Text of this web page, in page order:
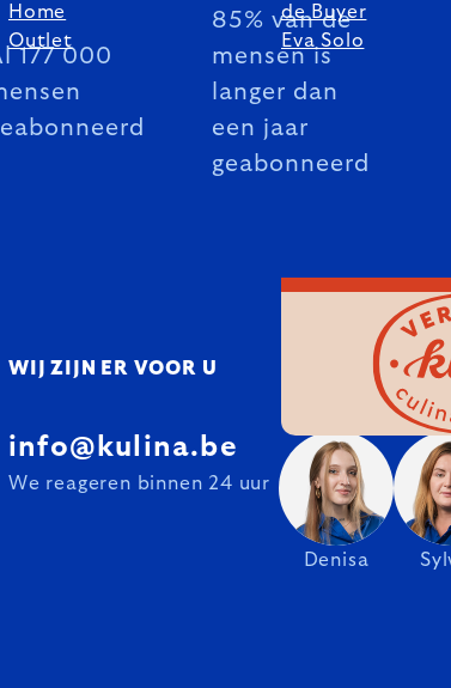
177 000
85% van de
mensen is
langer dan
een jaar
geabonneerd
Home
Outlet
de Buyer
Eva Solo
WIJ ZIJN ER VOOR U
Denisa
info@kulina.be
We reageren binnen 24 uur